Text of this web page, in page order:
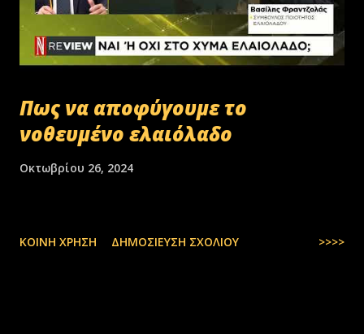
Πως να αποφύγουμε το
νοθευμένο ελαιόλαδο
Οκτωβρίου 26, 2024
ΚΟΙΝΉ ΧΡΉΣΗ ΔΗΜΟΣΊΕΥΣΗ ΣΧΟΛΊΟΥ >>>>